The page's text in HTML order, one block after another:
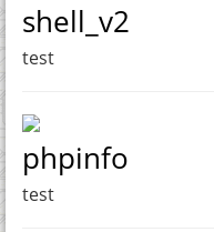
shell_v2
test
phpinfo
test